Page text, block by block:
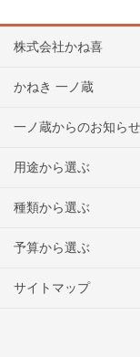
株式会社かね喜
かねき 一ノ蔵
一ノ蔵からのお知らせ
用途から選ぶ
種類から選ぶ
予算から選ぶ
サイトマップ